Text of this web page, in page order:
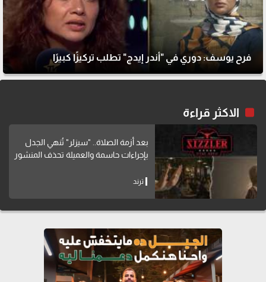
فرح يوسف: دوري في "أندر إيدج" تطلب تركيزًا كبيرًا
الاكثر قراءة
بعد أزمة الصلاة.. "سيزلر" تُنهي الجدل
بإجراءات حاسمة والعميلة تحذف المنشور
ترند